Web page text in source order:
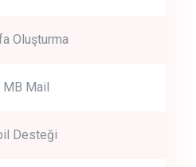
Oluşturma
MB Mail
Desteği